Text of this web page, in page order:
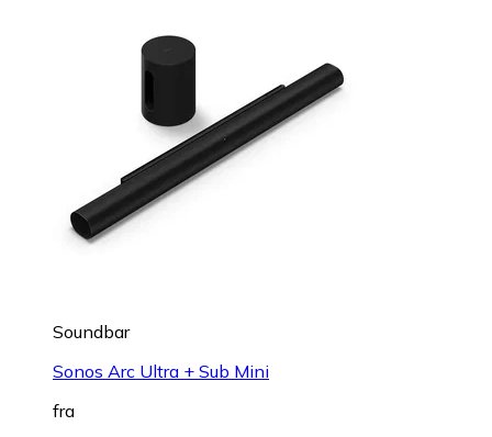
Soundbar
Sonos Arc Ultra + Sub Mini
fra